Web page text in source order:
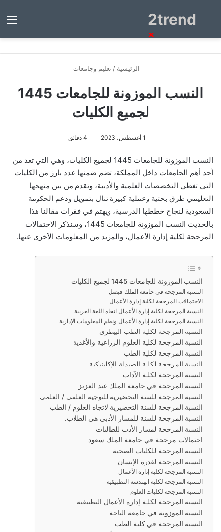
2trendبحث
الرئيسية / تعليم وجامعات
النسب الموزونة للجامعات 1445
لجميع الكليات
1 أغسطس، 2023
النسب الموزونة للجامعات 1445 لجميع الكليات، وهي التي تعد من
أحد أهم الجامعات داخل المملكة، تضم ضمنها عدد بارز من الكليات
التي تغطي التخصصات العلمية والأدبية، وتقدم من بين منهجها
التعليمي طرق بحثية وعملية كبيرة تنال بتمويل ودعم الحكومة
السعودية لنجاح خططها الدرسية، ويهتم في فقرات مقالنا هذا
بالحديث النسب الموزونة للجامعات 1445، وسنذكر الاحتمالات
المرجحة لكلية إدارة الأعمال، والمزيد من المعلومات الأخرى عنها.
النسب الموزونة للجامعات 1445 لجميع الكليات
النسبة المرجحة في جامعة الملك فيصل
الاحتمالات المرجحة لكلية إدارة الأعمال
النسبة المرجحة لكلية إدارة الأعمال اتجاه اللغة العربية
النسبة المرجحة لكلية إدارة الأعمال ونظم المعلومات الإدارية
النسبة المرجحة لكلية الطب البيطري
النسبة المرجحة لكلية العلوم الزراعية والأغذية
النسبة المرجحة لكلية الطب
النسبة المرجحة لكلية الصيدلة الإكلينيكية
النسبة المرجحة لكلية الآداب
النسبة المرجحة في جامعة الملك عبد العزيز
النسبة المرجحة للسنة التحضيرية للتوجيه العلمي / العلمي
النسبة المرجحة للسنة التحضيرية لاتجاه العلوم / الطب
النسبة المرجحة للسنة للمسار الأدبي هي الطلاب.
النسبة المرجحة لمسار الأدب للطالبات
احتمالات مرجحة في جامعة الملك سعود
النسبة المرجحة للكليات الصحية
النسبة المرجحة لقدرة الإنسان
النسبة المرجحة لكلية إدارة الأعمال
النسبة المرجحة لكلية الهندسة التطبيقية
النسبة المرجحة لكليات العلوم
النسبة المرجحة لكلية إدارة الأعمال التطبيقية
النسبة الموزونة في جامعة الباحة
النسبة المرجحة في كلية الطب
×